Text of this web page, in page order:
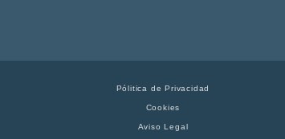
Pólitica de Privacidad
Cookies
Aviso Legal